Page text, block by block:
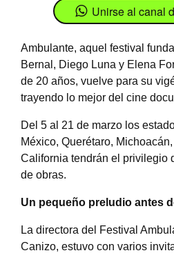
Unirse al canal
Ambulante, aquel festival
Bernal, Diego Luna y Elena
de 20 años, vuelve para su
trayendo lo mejor del cine
Del 5 al 21 de marzo los
México, Querétaro,
California tendrán el privilegio
de obras.
Un pequeño preludio antes
La directora del Festival
Canizo, estuvo con varios